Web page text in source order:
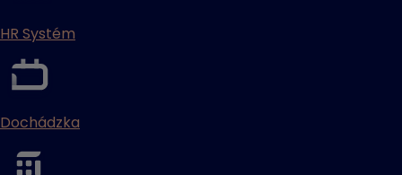
HR Systém
Dochádzka